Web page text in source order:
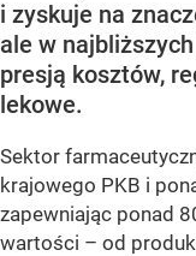
i zyskuje na
ale w
presją kosztów,
lekowe.
Sektor
krajowego PKB i
zapewniając ponad
wartości – od